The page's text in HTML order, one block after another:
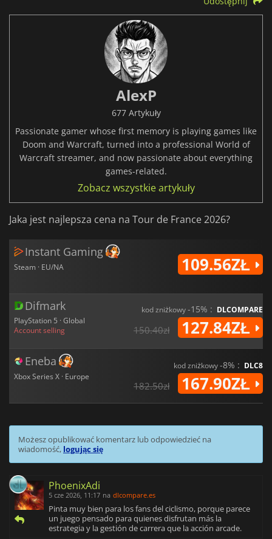
AlexP
677 Artykuły
Passionate gamer whose first memory is playing games like
Doom and Warcraft, turned into a professional World of
Warcraft streamer, and now passionate about everything
games-related.
Zobacz wszystkie artykuły
Jaka jest najlepsza cena na Tour de France 2026?
Instant Gaming
Steam · EU/NA 109.56ZŁ
Difmark
PlayStation 5 · Global
Account selling
kod zniżkowy-15% : DLCOMPARE
150.40zł 127.84ZŁ
Eneba
Xbox Series X · Europe
kod zniżkowy-8% : DLC8
182.50zł 167.90ZŁ
Możesz opublikować komentarz lub odpowiedzieć na
wiadomość, logując się
PhoenixAdi
5 cze 2026, 11:17 na dlcompare.es
Pinta muy bien para los fans del ciclismo, porque parece
un juego pensado para quienes disfrutan más la
estrategia y la gestión de carrera que la acción arcade.